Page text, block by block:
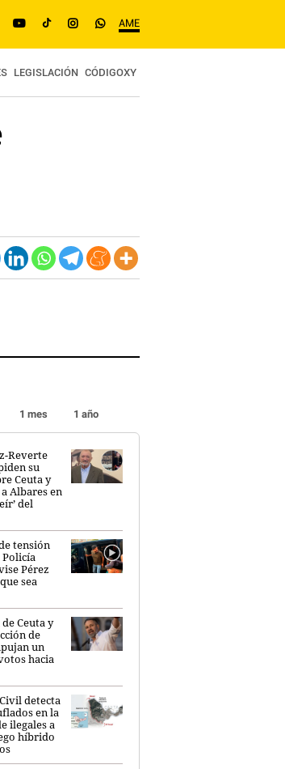
AME
LEGISLACIÓN CÓDIGOXY
1 mes 1 año
Reverte
su
Ceuta y
Albares en
del
tensión
Policía
Pérez
sea
Ceuta y
de
un
hacia
detecta
en la
ilegales a
híbrido